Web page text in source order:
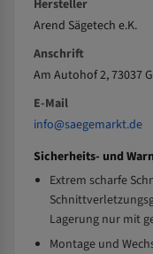
Hersteller
Arend Sägetech e.K.
Anschrift
Am Autohof 2, 73037
E-Mail
info@saegemarkt.de
Sicherheits- und
Extrem scharfe
Lagerung nur mit
Montage und